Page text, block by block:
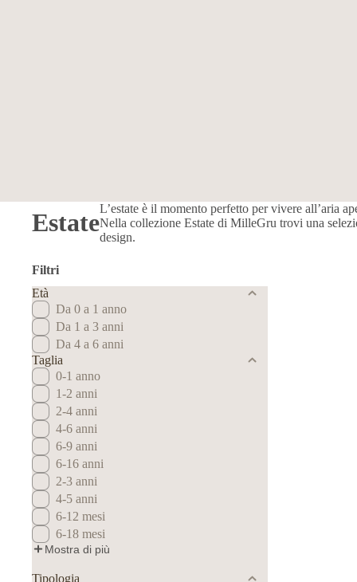
EstateL’estate è il momento perfetto per vivere all’aria
Nella collezione Estate di MilleGru trovi una
design.
Filtri
Età
Da 0 a 1 anno
Da 1 a 3 anni
Da 4 a 6 anni
Taglia
0-1 anno
1-2 anni
2-4 anni
4-6 anni
6-9 anni
6-16 anni
2-3 anni
4-5 anni
6-12 mesi
6-18 mesi
Mostra di più
Tipologia